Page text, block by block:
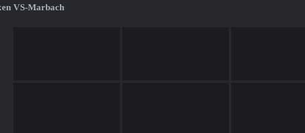
VS-Marbach